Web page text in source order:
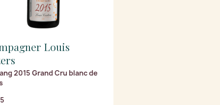
Louis
2015 Grand Cru blanc de